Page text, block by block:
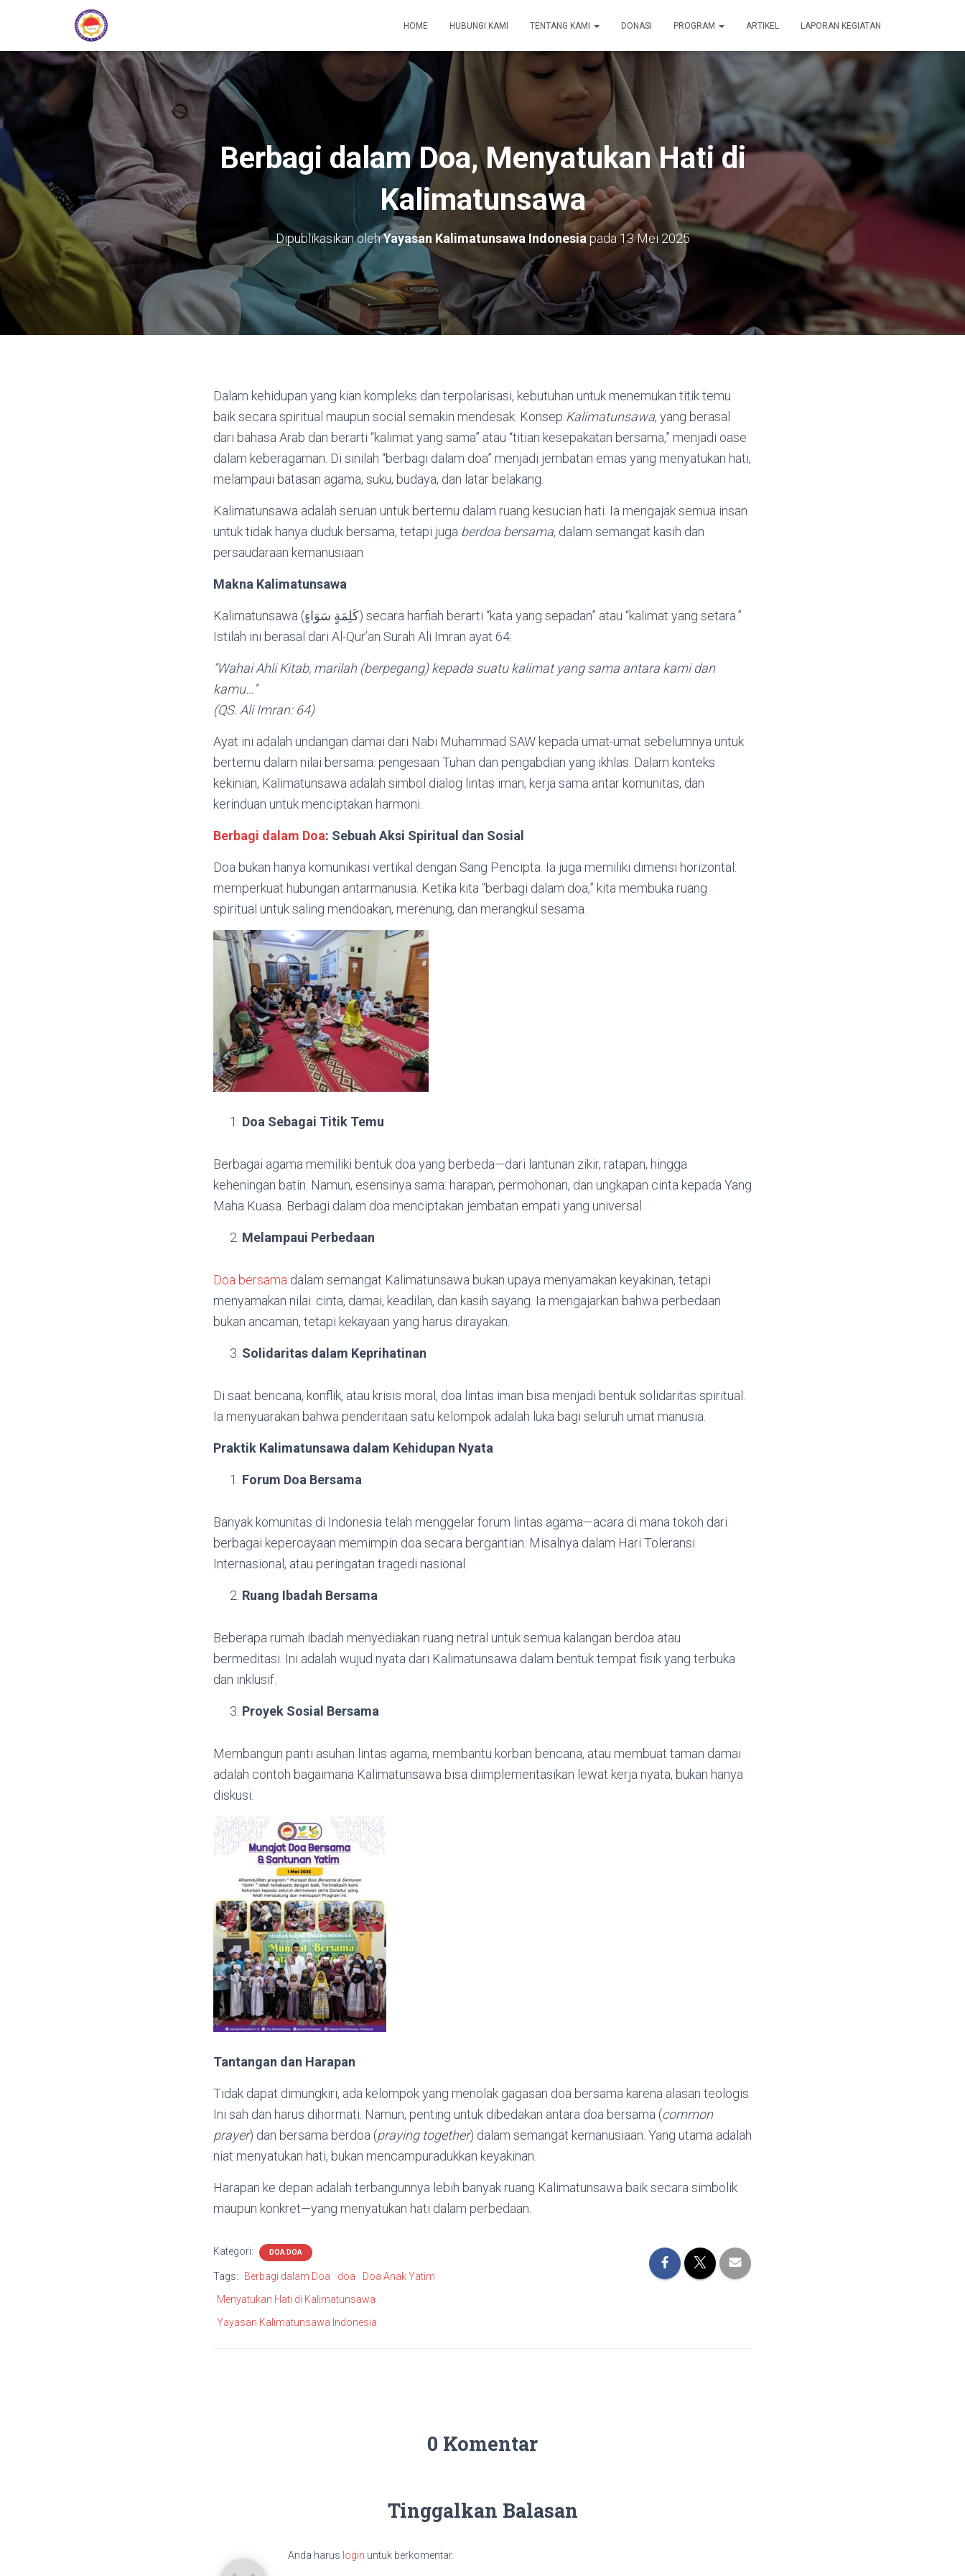
HOME HUBUNGI KAMI TENTANG KAMI DONASI PROGRAM ARTIKEL LAPORAN KEGIATAN
Berbagi dalam Doa, Menyatukan Hati di
Kalimatunsawa
Dipublikasikan olehYayasan Kalimatunsawa Indonesia pada13 Mei 2025
Dalam kehidupan yang kian kompleks dan terpolarisasi, kebutuhan untuk menemukan titik temu
baik secara spiritual maupun social semakin mendesak. Konsep Kalimatunsawa, yang berasal
dari bahasa Arab dan berarti “kalimat yang sama” atau “titian kesepakatan bersama,” menjadi oase
dalam keberagaman. Di sinilah “berbagi dalam doa” menjadi jembatan emas yang menyatukan hati,
melampaui batasan agama, suku, budaya, dan latar belakang.
Kalimatunsawa adalah seruan untuk bertemu dalam ruang kesucian hati. Ia mengajak semua insan
untuk tidak hanya duduk bersama, tetapi juga berdoa bersama, dalam semangat kasih dan
persaudaraan kemanusiaan
Makna Kalimatunsawa
Kalimatunsawa (كَلِمَةٍ سَوَاءٍ) secara harfiah berarti “kata yang sepadan” atau “kalimat yang setara.”
Istilah ini berasal dari Al-Qur’an Surah Ali Imran ayat 64:
“Wahai Ahli Kitab, marilah (berpegang) kepada suatu kalimat yang sama antara kami dan
kamu…”
(QS. Ali Imran: 64)
Ayat ini adalah undangan damai dari Nabi Muhammad SAW kepada umat-umat sebelumnya untuk
bertemu dalam nilai bersama: pengesaan Tuhan dan pengabdian yang ikhlas. Dalam konteks
kekinian, Kalimatunsawa adalah simbol dialog lintas iman, kerja sama antar komunitas, dan
kerinduan untuk menciptakan harmoni.
Berbagi dalam Doa: Sebuah Aksi Spiritual dan Sosial
Doa bukan hanya komunikasi vertikal dengan Sang Pencipta. Ia juga memiliki dimensi horizontal:
memperkuat hubungan antarmanusia. Ketika kita “berbagi dalam doa,” kita membuka ruang
spiritual untuk saling mendoakan, merenung, dan merangkul sesama.
Doa Sebagai Titik Temu
Berbagai agama memiliki bentuk doa yang berbeda—dari lantunan zikir, ratapan, hingga
keheningan batin. Namun, esensinya sama: harapan, permohonan, dan ungkapan cinta kepada Yang
Maha Kuasa. Berbagi dalam doa menciptakan jembatan empati yang universal.
Melampaui Perbedaan
Doa bersama dalam semangat Kalimatunsawa bukan upaya menyamakan keyakinan, tetapi
menyamakan nilai: cinta, damai, keadilan, dan kasih sayang. Ia mengajarkan bahwa perbedaan
bukan ancaman, tetapi kekayaan yang harus dirayakan.
Solidaritas dalam Keprihatinan
Di saat bencana, konflik, atau krisis moral, doa lintas iman bisa menjadi bentuk solidaritas spiritual.
Ia menyuarakan bahwa penderitaan satu kelompok adalah luka bagi seluruh umat manusia.
Praktik Kalimatunsawa dalam Kehidupan Nyata
Forum Doa Bersama
Banyak komunitas di Indonesia telah menggelar forum lintas agama—acara di mana tokoh dari
berbagai kepercayaan memimpin doa secara bergantian. Misalnya dalam Hari Toleransi
Internasional, atau peringatan tragedi nasional.
Ruang Ibadah Bersama
Beberapa rumah ibadah menyediakan ruang netral untuk semua kalangan berdoa atau
bermeditasi. Ini adalah wujud nyata dari Kalimatunsawa dalam bentuk tempat fisik yang terbuka
dan inklusif.
Proyek Sosial Bersama
Membangun panti asuhan lintas agama, membantu korban bencana, atau membuat taman damai
adalah contoh bagaimana Kalimatunsawa bisa diimplementasikan lewat kerja nyata, bukan hanya
diskusi.
Tantangan dan Harapan
Tidak dapat dimungkiri, ada kelompok yang menolak gagasan doa bersama karena alasan teologis.
Ini sah dan harus dihormati. Namun, penting untuk dibedakan antara doa bersama (common
prayer) dan bersama berdoa (praying together) dalam semangat kemanusiaan. Yang utama adalah
niat menyatukan hati, bukan mencampuradukkan keyakinan.
Harapan ke depan adalah terbangunnya lebih banyak ruang Kalimatunsawa baik secara simbolik
maupun konkret—yang menyatukan hati dalam perbedaan.
Kategori: DOA DOA
Tags: Berbagi dalam Doa doa
Doa Anak Yatim
Menyatukan Hati di Kalimatunsawa
Yayasan Kalimatunsawa Indonesia
0 Komentar
Tinggalkan Balasan
Anda harus login untuk berkomentar.